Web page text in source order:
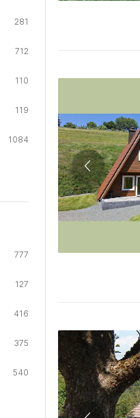
281
712
110
119
1084
777
127
416
375
540